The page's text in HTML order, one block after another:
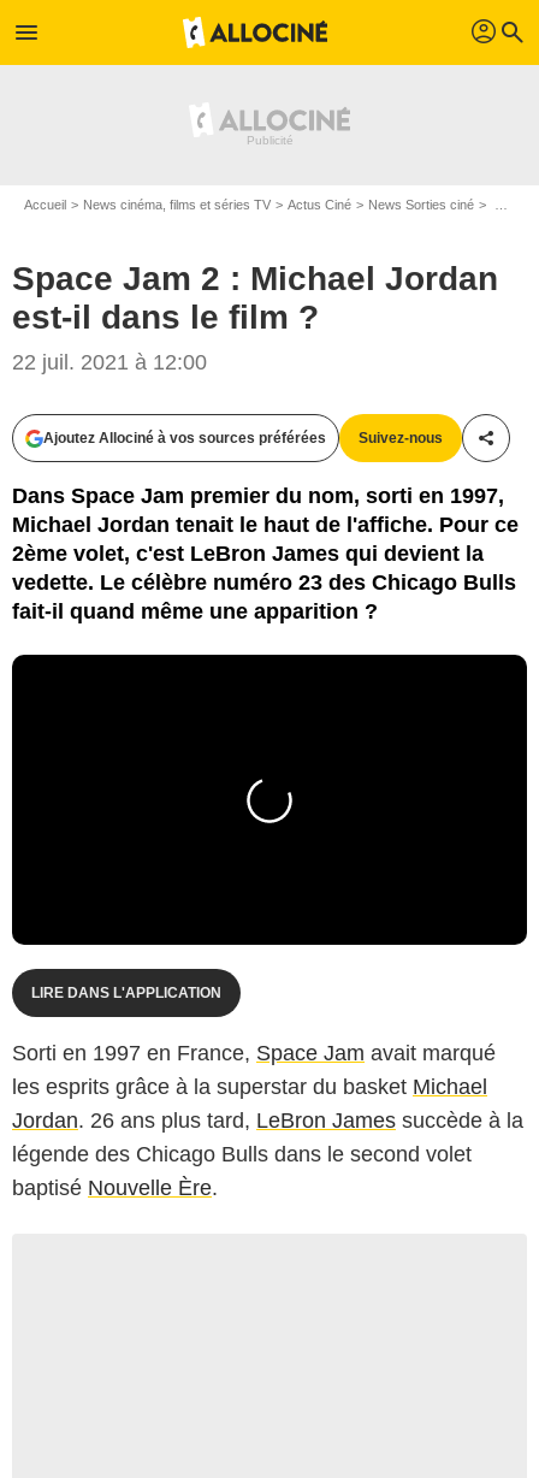
menu profil search
Accueil News cinéma, films et séries TV Actus Ciné News Sorties ciné
Space Jam 2 : Michael Jordan
est-il dans le film ?
22 juil. 2021 à 12:00
Ajoutez Allociné à vos sources préférées Suivez-nous
Dans Space Jam premier du nom, sorti en 1997,
Michael Jordan tenait le haut de l'affiche. Pour ce
2ème volet, c'est LeBron James qui devient la
vedette. Le célèbre numéro 23 des Chicago Bulls
fait-il quand même une apparition ?
LIRE DANS L'APPLICATION
Sorti en 1997 en France, Space Jam avait marqué
les esprits grâce à la superstar du basket Michael
Jordan. 26 ans plus tard, LeBron James succède à la
légende des Chicago Bulls dans le second volet
baptisé Nouvelle Ère.